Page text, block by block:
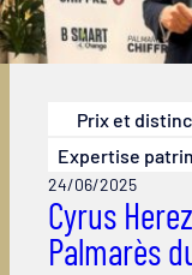
Prix et
Expertise
24/06/2025
Cyrus
Palmarès